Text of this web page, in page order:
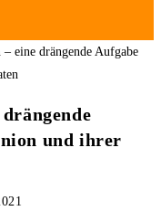
und ihrer